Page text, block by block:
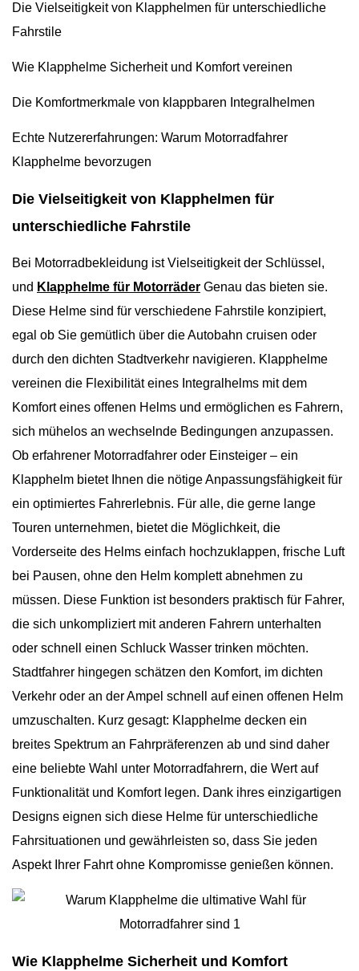
Die Vielseitigkeit von Klapphelmen für unterschiedliche
Fahrstile
Wie Klapphelme Sicherheit und Komfort vereinen
Die Komfortmerkmale von klappbaren Integralhelmen
Echte Nutzererfahrungen: Warum Motorradfahrer
Klapphelme bevorzugen
Die Vielseitigkeit von Klapphelmen für
unterschiedliche Fahrstile
Bei Motorradbekleidung ist Vielseitigkeit der Schlüssel,
und Klapphelme für Motorräder Genau das bieten sie.
Diese Helme sind für verschiedene Fahrstile konzipiert,
egal ob Sie gemütlich über die Autobahn cruisen oder
durch den dichten Stadtverkehr navigieren. Klapphelme
vereinen die Flexibilität eines Integralhelms mit dem
Komfort eines offenen Helms und ermöglichen es Fahrern,
sich mühelos an wechselnde Bedingungen anzupassen.
Ob erfahrener Motorradfahrer oder Einsteiger – ein
Klapphelm bietet Ihnen die nötige Anpassungsfähigkeit für
ein optimiertes Fahrerlebnis. Für alle, die gerne lange
Touren unternehmen, bietet die Möglichkeit, die
Vorderseite des Helms einfach hochzuklappen, frische Luft
bei Pausen, ohne den Helm komplett abnehmen zu
müssen. Diese Funktion ist besonders praktisch für Fahrer,
die sich unkompliziert mit anderen Fahrern unterhalten
oder schnell einen Schluck Wasser trinken möchten.
Stadtfahrer hingegen schätzen den Komfort, im dichten
Verkehr oder an der Ampel schnell auf einen offenen Helm
umzuschalten. Kurz gesagt: Klapphelme decken ein
breites Spektrum an Fahrpräferenzen ab und sind daher
eine beliebte Wahl unter Motorradfahrern, die Wert auf
Funktionalität und Komfort legen. Dank ihres einzigartigen
Designs eignen sich diese Helme für unterschiedliche
Fahrsituationen und gewährleisten so, dass Sie jeden
Aspekt Ihrer Fahrt ohne Kompromisse genießen können.
Wie Klapphelme Sicherheit und Komfort